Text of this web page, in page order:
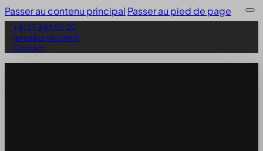
Passer au contenu principal Passer au pied de page
+41 27 346 55 20
[email protected]
Contact